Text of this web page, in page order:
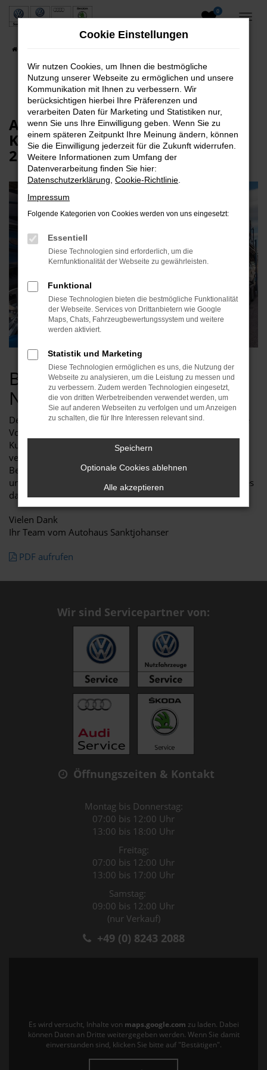
Zum
0
Ausgezeichnete
Kundenzufriedenheit im Service
2015
Bestnoten im VW-
Nutzfahrzeugservice 2015
Dem Autohaus Alfred Sanktjohanser wurde von der Marke
Volkswagen Nutzfahrzeuge aufgrund von ausgezeichneter
Kundenzufriedenheit im Service 2015 eine Urkunde
verliehen. Damit gehört unser Autohaus zu den 10 Top-
Betrieben in Deutschland. Auf diesem Wege möchten wir
uns bei unseren treuen Kunden bedanken. Wir werden alles
dafür tun, damit Sie auch weiterhin mit uns zufrieden sind.
Vielen Dank
Ihr Team vom Autohaus Sanktjohanser
PDF aufrufen
Wir sind Servicepartner von:
Öffnungszeiten & Kontakt
Montag bis Donnerstag:
07:00 bis 12:00 Uhr
13:00 bis 18:00 Uhr
Freitag:
07:00 bis 12:00 Uhr
13:00 bis 17:00 Uhr
Samstag:
09:00 bis 12:00 Uhr
(nur Verkauf)
+49 (0) 8243 2088
Es wird versucht, Inhalte von maps.google.com zu laden. Dabei
können Daten an Dritte weitergegeben werden. Wenn Sie damit
einverstanden sind, klicken Sie bitte auf "Bestätigen".
Cookie Einstellungen
Wir nutzen Cookies, um Ihnen die bestmögliche
Nutzung unserer Webseite zu ermöglichen und unsere
Kommunikation mit Ihnen zu verbessern. Wir
berücksichtigen hierbei Ihre Präferenzen und
verarbeiten Daten für Marketing und Statistiken nur,
wenn Sie uns Ihre Einwilligung geben. Wenn Sie zu
einem späteren Zeitpunkt Ihre Meinung ändern, können
Sie die Einwilligung jederzeit für die Zukunft widerrufen.
Weitere Informationen zum Umfang der
Datenverarbeitung finden Sie hier:
Datenschutzerklärung Cookie-Richtlinie
Impressum
Folgende Kategorien von Cookies werden von uns eingesetzt:
Essentiell
Diese Technologien sind erforderlich, um die
Kernfunktionalität der Webseite zu gewährleisten.
Funktional
Diese Technologien bieten die bestmögliche Funktionalität
der Webseite. Services von Drittanbietern wie Google
Maps, Chats, Fahrzeugbewertungssystem und weitere
werden aktiviert.
Statistik und Marketing
Diese Technologien ermöglichen es uns, die Nutzung der
Webseite zu analysieren, um die Leistung zu messen und
zu verbessern. Zudem werden Technologien eingesetzt,
die von dritten Werbetreibenden verwendet werden, um
Sie auf anderen Webseiten zu verfolgen und um Anzeigen
zu schalten, die für Ihre Interessen relevant sind.
Speichern
Optionale Cookies ablehnen
Alle akzeptieren